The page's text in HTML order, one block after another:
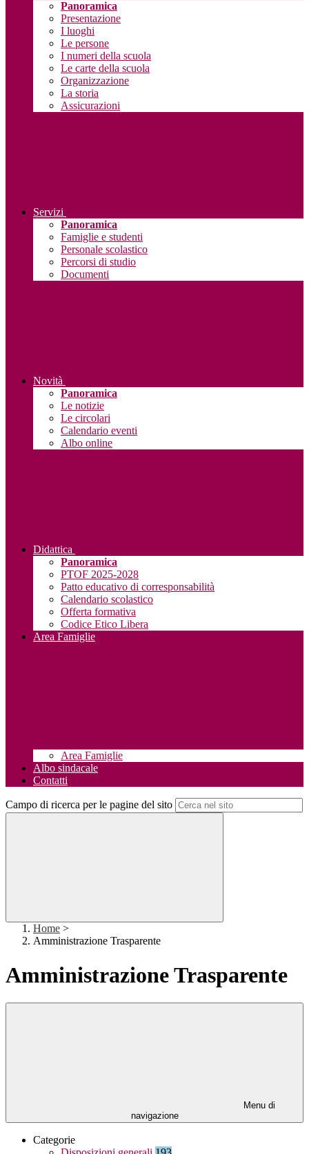
Panoramica
Presentazione
I luoghi
Le persone
I numeri della scuola
Le carte della scuola
Organizzazione
La storia
Assicurazioni
Servizi
Panoramica
Famiglie e studenti
Personale scolastico
Percorsi di studio
Documenti
Novità
Panoramica
Le notizie
Le circolari
Calendario eventi
Albo online
Didattica
Panoramica
PTOF 2025-2028
Patto educativo di corresponsabilità
Calendario scolastico
Offerta formativa
Codice Etico Libera
Area Famiglie
Area Famiglie
Albo sindacale
Contatti
Campo di ricerca per le pagine del sito
Home >
Amministrazione Trasparente
Amministrazione Trasparente
Menu di
navigazione
Categorie